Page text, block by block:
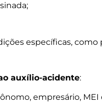
específicas,
auxílio-acidente:
empresário, MEI